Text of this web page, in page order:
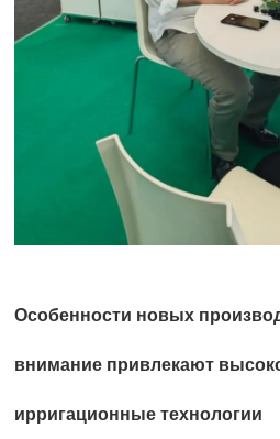
Особенности новых
внимание привлекают
ирригационные технологии